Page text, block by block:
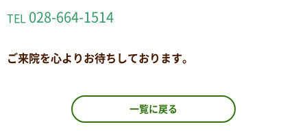
TEL 028-664-1514
ご来院を心よりお待ちしております。
一覧に戻る